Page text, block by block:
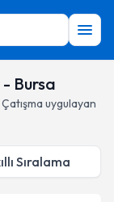
Bursa
uygulayan
Sıralama